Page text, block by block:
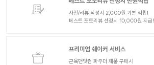
사진/리뷰 작성시 2,000원 기본 적립!
베스트 포토리뷰 선정시 10,000원 지급!
프리미엄 쉐이커 서비스
근육맨닷컴 파우더 제품 구매시